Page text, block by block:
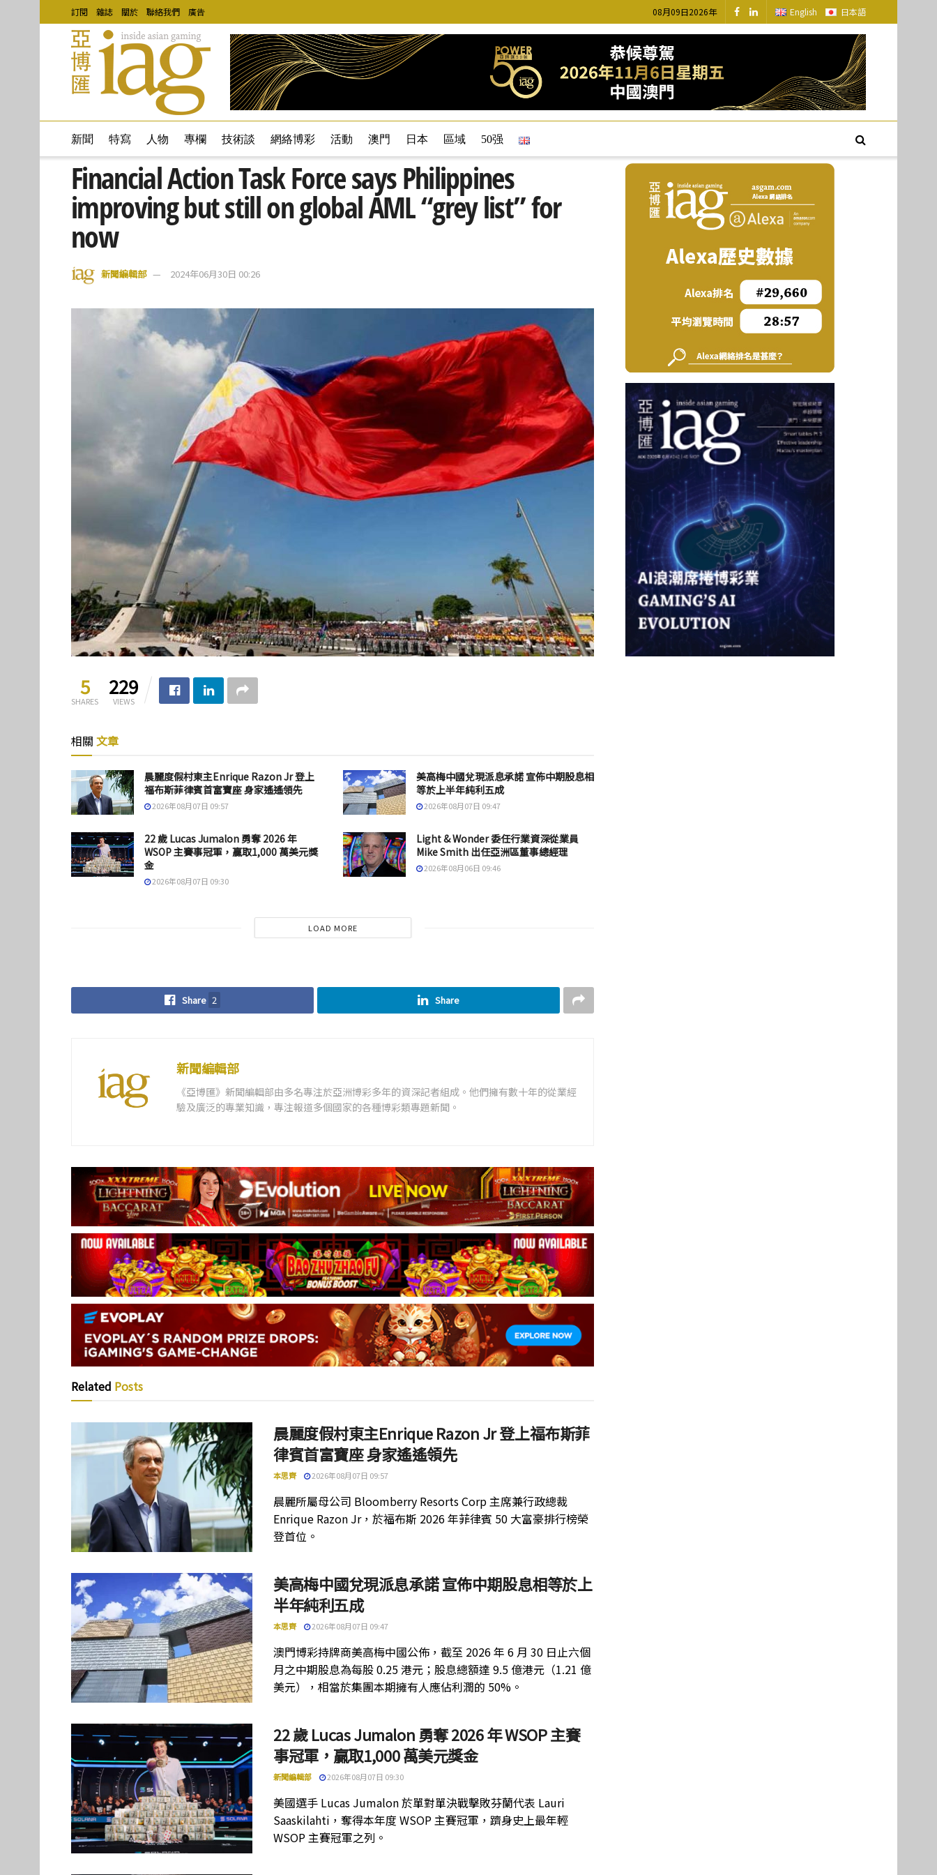
訂閱 雜誌 關於 聯絡我們 廣告 08月09日2026年 English 日本語
新聞 特寫 人物 專欄 技術談 網絡博彩 活動 澳門 日本 區域 50强
Financial Action Task Force says Philippines
improving but still on global AML “grey list” for
now
新聞編輯部 2024年06月30日 00:26
5
SHARES
229
VIEWS
相關 文章
晨麗度假村東主Enrique Razon Jr 登上
福布斯菲律賓首富寶座 身家遙遙領先
2026年08月07日 09:57
美高梅中國兌現派息承諾 宣佈中期股息相
等於上半年純利五成
2026年08月07日 09:47
22 歲 Lucas Jumalon 勇奪 2026 年
WSOP 主賽事冠軍，贏取1,000 萬美元獎
金
2026年08月07日 09:30
Light & Wonder 委任行業資深從業員
Mike Smith 出任亞洲區董事總經理
2026年08月06日 09:46
LOAD MORE
Share 2 Share
新聞編輯部
《亞博匯》新聞編輯部由多名專注於亞洲博彩多年的資深記者組成。他們擁有數十年的從業經
驗及廣泛的專業知識，專注報道多個國家的各種博彩類專題新聞。
Related Posts
晨麗度假村東主Enrique Razon Jr 登上福布斯菲
律賓首富寶座 身家遙遙領先
本思齊 2026年08月07日 09:57
晨麗所屬母公司 Bloomberry Resorts Corp 主席兼行政總裁
Enrique Razon Jr，於福布斯 2026 年菲律賓 50 大富豪排行榜榮
登首位。
美高梅中國兌現派息承諾 宣佈中期股息相等於上
半年純利五成
本思齊 2026年08月07日 09:47
澳門博彩持牌商美高梅中國公佈，截至 2026 年 6 月 30 日止六個
月之中期股息為每股 0.25 港元；股息總額達 9.5 億港元（1.21 億
美元），相當於集團本期擁有人應佔利潤的 50%。
22 歲 Lucas Jumalon 勇奪 2026 年 WSOP 主賽
事冠軍，贏取1,000 萬美元獎金
新聞編輯部 2026年08月07日 09:30
美國選手 Lucas Jumalon 於單對單決戰擊敗芬蘭代表 Lauri
Saaskilahti，奪得本年度 WSOP 主賽冠軍，躋身史上最年輕
WSOP 主賽冠軍之列。